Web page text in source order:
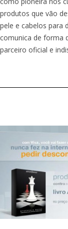
produtos que vão
pele e cabelos para
comunica de forma
parceiro oficial e